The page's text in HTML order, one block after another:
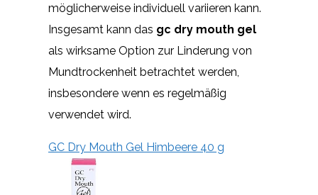
möglicherweise individuell variieren kann.
Insgesamt kann das gc dry mouth gel
als wirksame Option zur Linderung von
Mundtrockenheit betrachtet werden,
insbesondere wenn es regelmäßig
verwendet wird.
GC Dry Mouth Gel Himbeere 40 g